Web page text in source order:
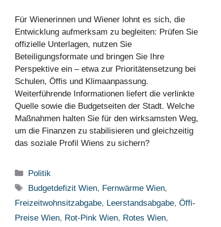
Für Wienerinnen und Wiener lohnt es sich, die
Entwicklung aufmerksam zu begleiten: Prüfen Sie
offizielle Unterlagen, nutzen Sie
Beteiligungsformate und bringen Sie Ihre
Perspektive ein – etwa zur Prioritätensetzung bei
Schulen, Öffis und Klimaanpassung.
Weiterführende Informationen liefert die verlinkte
Quelle sowie die Budgetseiten der Stadt. Welche
Maßnahmen halten Sie für den wirksamsten Weg,
um die Finanzen zu stabilisieren und gleichzeitig
das soziale Profil Wiens zu sichern?
Kategorien
Politik
Schlagwörter
Budgetdefizit Wien, Fernwärme Wien,
Freizeitwohnsitzabgabe, Leerstandsabgabe, Öffi-
Preise Wien, Rot-Pink Wien, Rotes Wien,